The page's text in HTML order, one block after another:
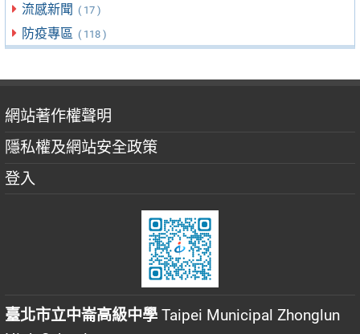
流感新聞 ( 17 )
防疫專區 ( 118 )
網站著作權聲明
隱私權及網站安全政策
登入
臺北市立中崙高級中學 Taipei Municipal Zhonglun